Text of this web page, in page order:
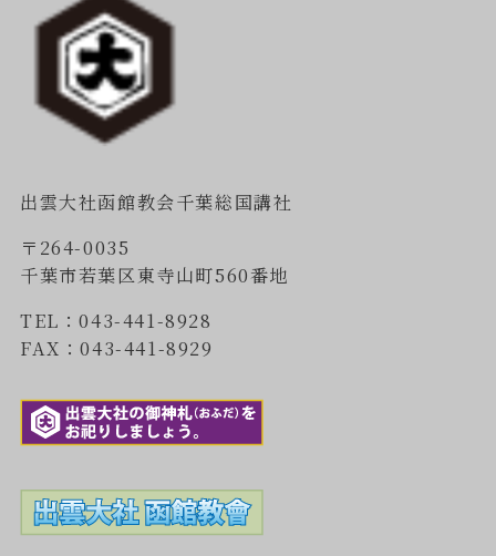
出雲大社函館教会千葉総国講社
〒264-0035
千葉市若葉区東寺山町560番地
TEL：043-441-8928
FAX：043-441-8929